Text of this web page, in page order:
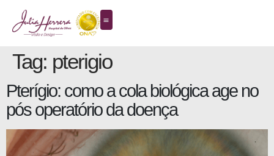
Tag: pterigio
Pterígio: como a cola biológica age no
pós operatório da doença